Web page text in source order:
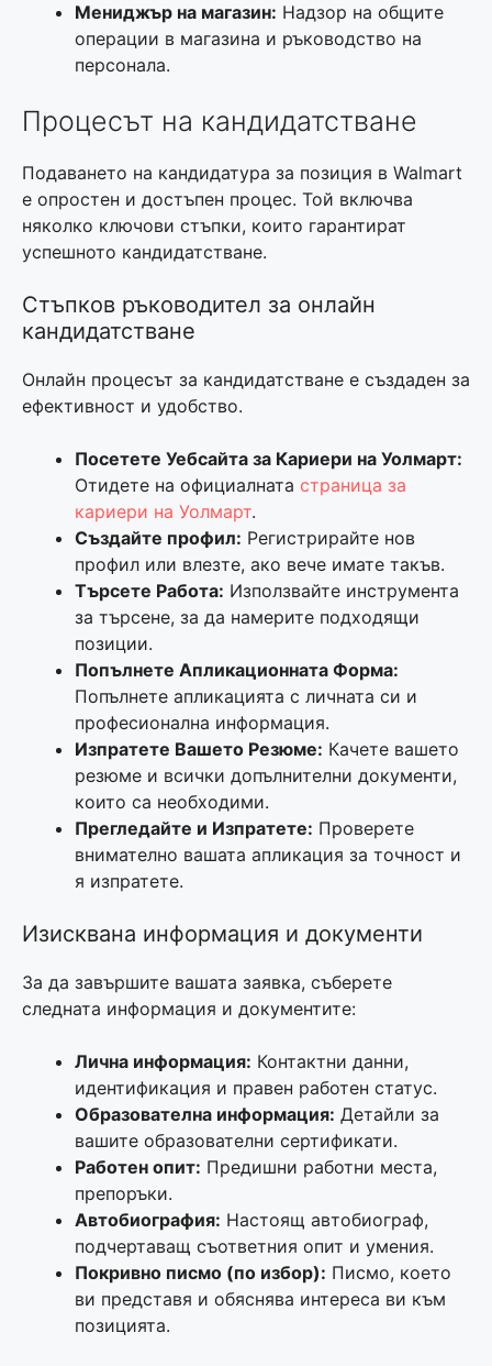
Мениджър на магазин: Надзор на общите
операции в магазина и ръководство на
персонала.
Процесът на кандидатстване
Подаването на кандидатура за позиция в Walmart
е опростен и достъпен процес. Той включва
няколко ключови стъпки, които гарантират
успешното кандидатстване.
Стъпков ръководител за онлайн
кандидатстване
Онлайн процесът за кандидатстване е създаден за
ефективност и удобство.
Посетете Уебсайта за Кариери на Уолмарт:
Отидете на официалната страница за
кариери на Уолмарт.
Създайте профил: Регистрирайте нов
профил или влезте, ако вече имате такъв.
Търсете Работа: Използвайте инструмента
за търсене, за да намерите подходящи
позиции.
Попълнете Апликационната Форма:
Попълнете апликацията с личната си и
професионална информация.
Изпратете Вашето Резюме: Качете вашето
резюме и всички допълнителни документи,
които са необходими.
Прегледайте и Изпратете: Проверете
внимателно вашата апликация за точност и
я изпратете.
Изисквана информация и документи
За да завършите вашата заявка, съберете
следната информация и документите:
Лична информация: Контактни данни,
идентификация и правен работен статус.
Образователна информация: Детайли за
вашите образователни сертификати.
Работен опит: Предишни работни места,
препоръки.
Автобиография: Настоящ автобиограф,
подчертаващ съответния опит и умения.
Покривно писмо (по избор): Писмо, което
ви представя и обяснява интереса ви към
позицията.